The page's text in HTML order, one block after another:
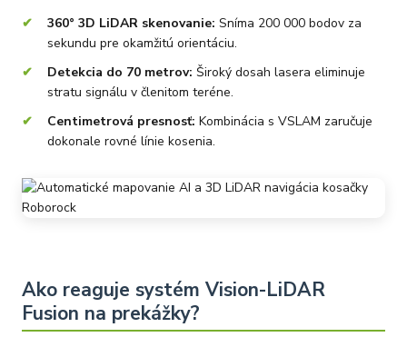
360° 3D LiDAR skenovanie: Sníma 200 000 bodov za
sekundu pre okamžitú orientáciu.
Detekcia do 70 metrov: Široký dosah lasera eliminuje
stratu signálu v členitom teréne.
Centimetrová presnosť: Kombinácia s VSLAM zaručuje
dokonale rovné línie kosenia.
Ako reaguje systém Vision-LiDAR
Fusion na prekážky?